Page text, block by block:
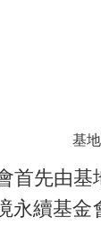
基
先由基
永續基金